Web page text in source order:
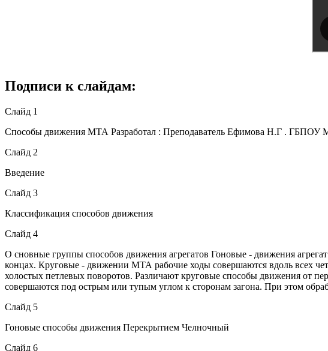
Подписи к слайдам:
Слайд 1
Способы движения МТА Разработал : Преподаватель Ефимова Н.Г .
Слайд 2
Введение
Слайд 3
Классификация способов движения
Слайд 4
О сновные группы способов движения агрегатов Гоновые - движения
концах. Круговые - движении МТА рабочие ходы совер­шаются вдоль всех
холостых петлевых поворотов. Различают круговые спо­собы движения от
совершаются под острым или тупым углом к сторонам загона. При этом
Слайд 5
Гоновые способы движения Перекрытием Челночный
Слайд 6